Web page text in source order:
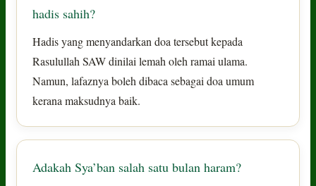
hadis sahih?
Hadis yang menyandarkan doa tersebut kepada
Rasulullah SAW dinilai lemah oleh ramai ulama.
Namun, lafaznya boleh dibaca sebagai doa umum
kerana maksudnya baik.
Adakah Sya’ban salah satu bulan haram?